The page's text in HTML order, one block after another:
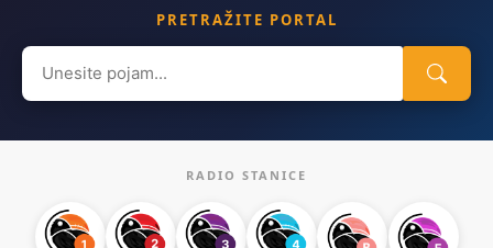
PRETRAŽITE PORTAL
Search
for:
RADIO STANICE